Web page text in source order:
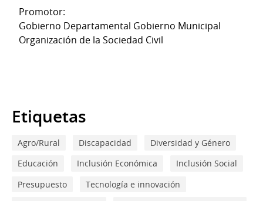
Promotor:
Gobierno Departamental Gobierno Municipal
Organización de la Sociedad Civil
Etiquetas
Agro/Rural Discapacidad
Diversidad y Género
Educación
Inclusión Económica
Inclusión Social
Presupuesto
Tecnología e innovación